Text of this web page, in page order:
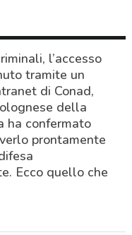
l’accesso
tramite un
di Conad,
della
ha confermato
prontamente
Ecco quello che